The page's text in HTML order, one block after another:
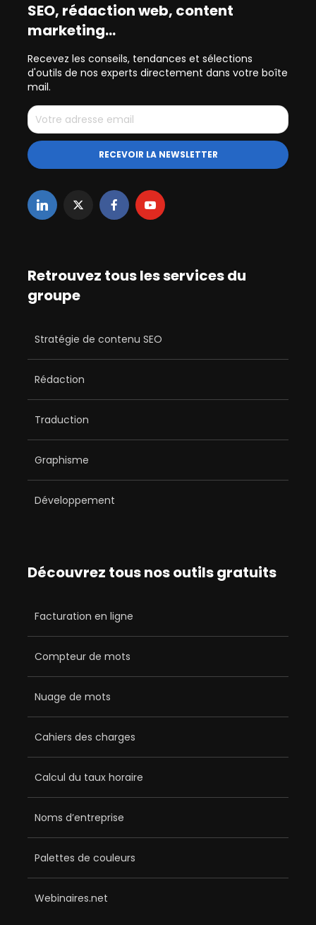
SEO, rédaction web, content
marketing…
Recevez les conseils, tendances et sélections
d'outils de nos experts directement dans votre boîte
mail.
Retrouvez tous les services du
groupe
Stratégie de contenu SEO
Rédaction
Traduction
Graphisme
Développement
Découvrez tous nos outils gratuits
Facturation en ligne
Compteur de mots
Nuage de mots
Cahiers des charges
Calcul du taux horaire
Noms d’entreprise
Palettes de couleurs
Webinaires.net